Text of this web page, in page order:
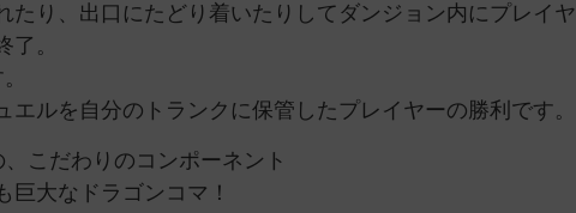
たり、出口にたどり着いたりしてダンジョン内にプレイヤ
。
ルを自分のトランクに保管したプレイヤーの勝利です。
こだわりのコンポーネント
巨大なドラゴンコマ！